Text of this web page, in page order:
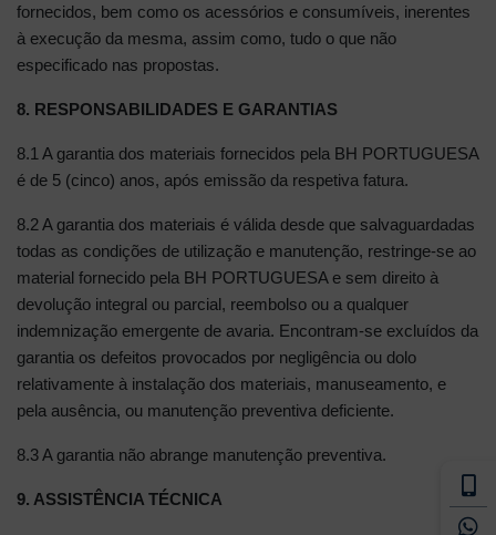
fornecidos, bem como os acessórios e consumíveis, inerentes
à execução da mesma, assim como, tudo o que não
especificado nas propostas.
8. RESPONSABILIDADES E GARANTIAS
8.1 A garantia dos materiais fornecidos pela BH PORTUGUESA
é de 5 (cinco) anos, após emissão da respetiva fatura.
8.2 A garantia dos materiais é válida desde que salvaguardadas
todas as condições de utilização e manutenção, restringe-se ao
material fornecido pela BH PORTUGUESA e sem direito à
devolução integral ou parcial, reembolso ou a qualquer
indemnização emergente de avaria. Encontram-se excluídos da
garantia os defeitos provocados por negligência ou dolo
relativamente à instalação dos materiais, manuseamento, e
pela ausência, ou manutenção preventiva deficiente.
8.3 A garantia não abrange manutenção preventiva.
9. ASSISTÊNCIA TÉCNICA